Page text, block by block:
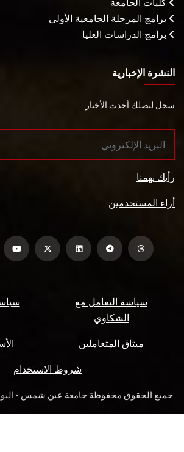
كليات الجامعة
برامج المرحلة الجامعية الأولى
برامج الدراسات العليا
النشرة الإخبارية
سجل ليصلك أحدث الأخبار
رأيك يهمنا
أراء المستخدمين
سياسة التعامل مع
الشكاوي
ميثاق المتعاملين
شروط الاستخدام
جميع الحقوق محفوظة جامعة عين شمس - البوابة